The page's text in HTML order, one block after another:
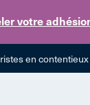
votre
en contentieux